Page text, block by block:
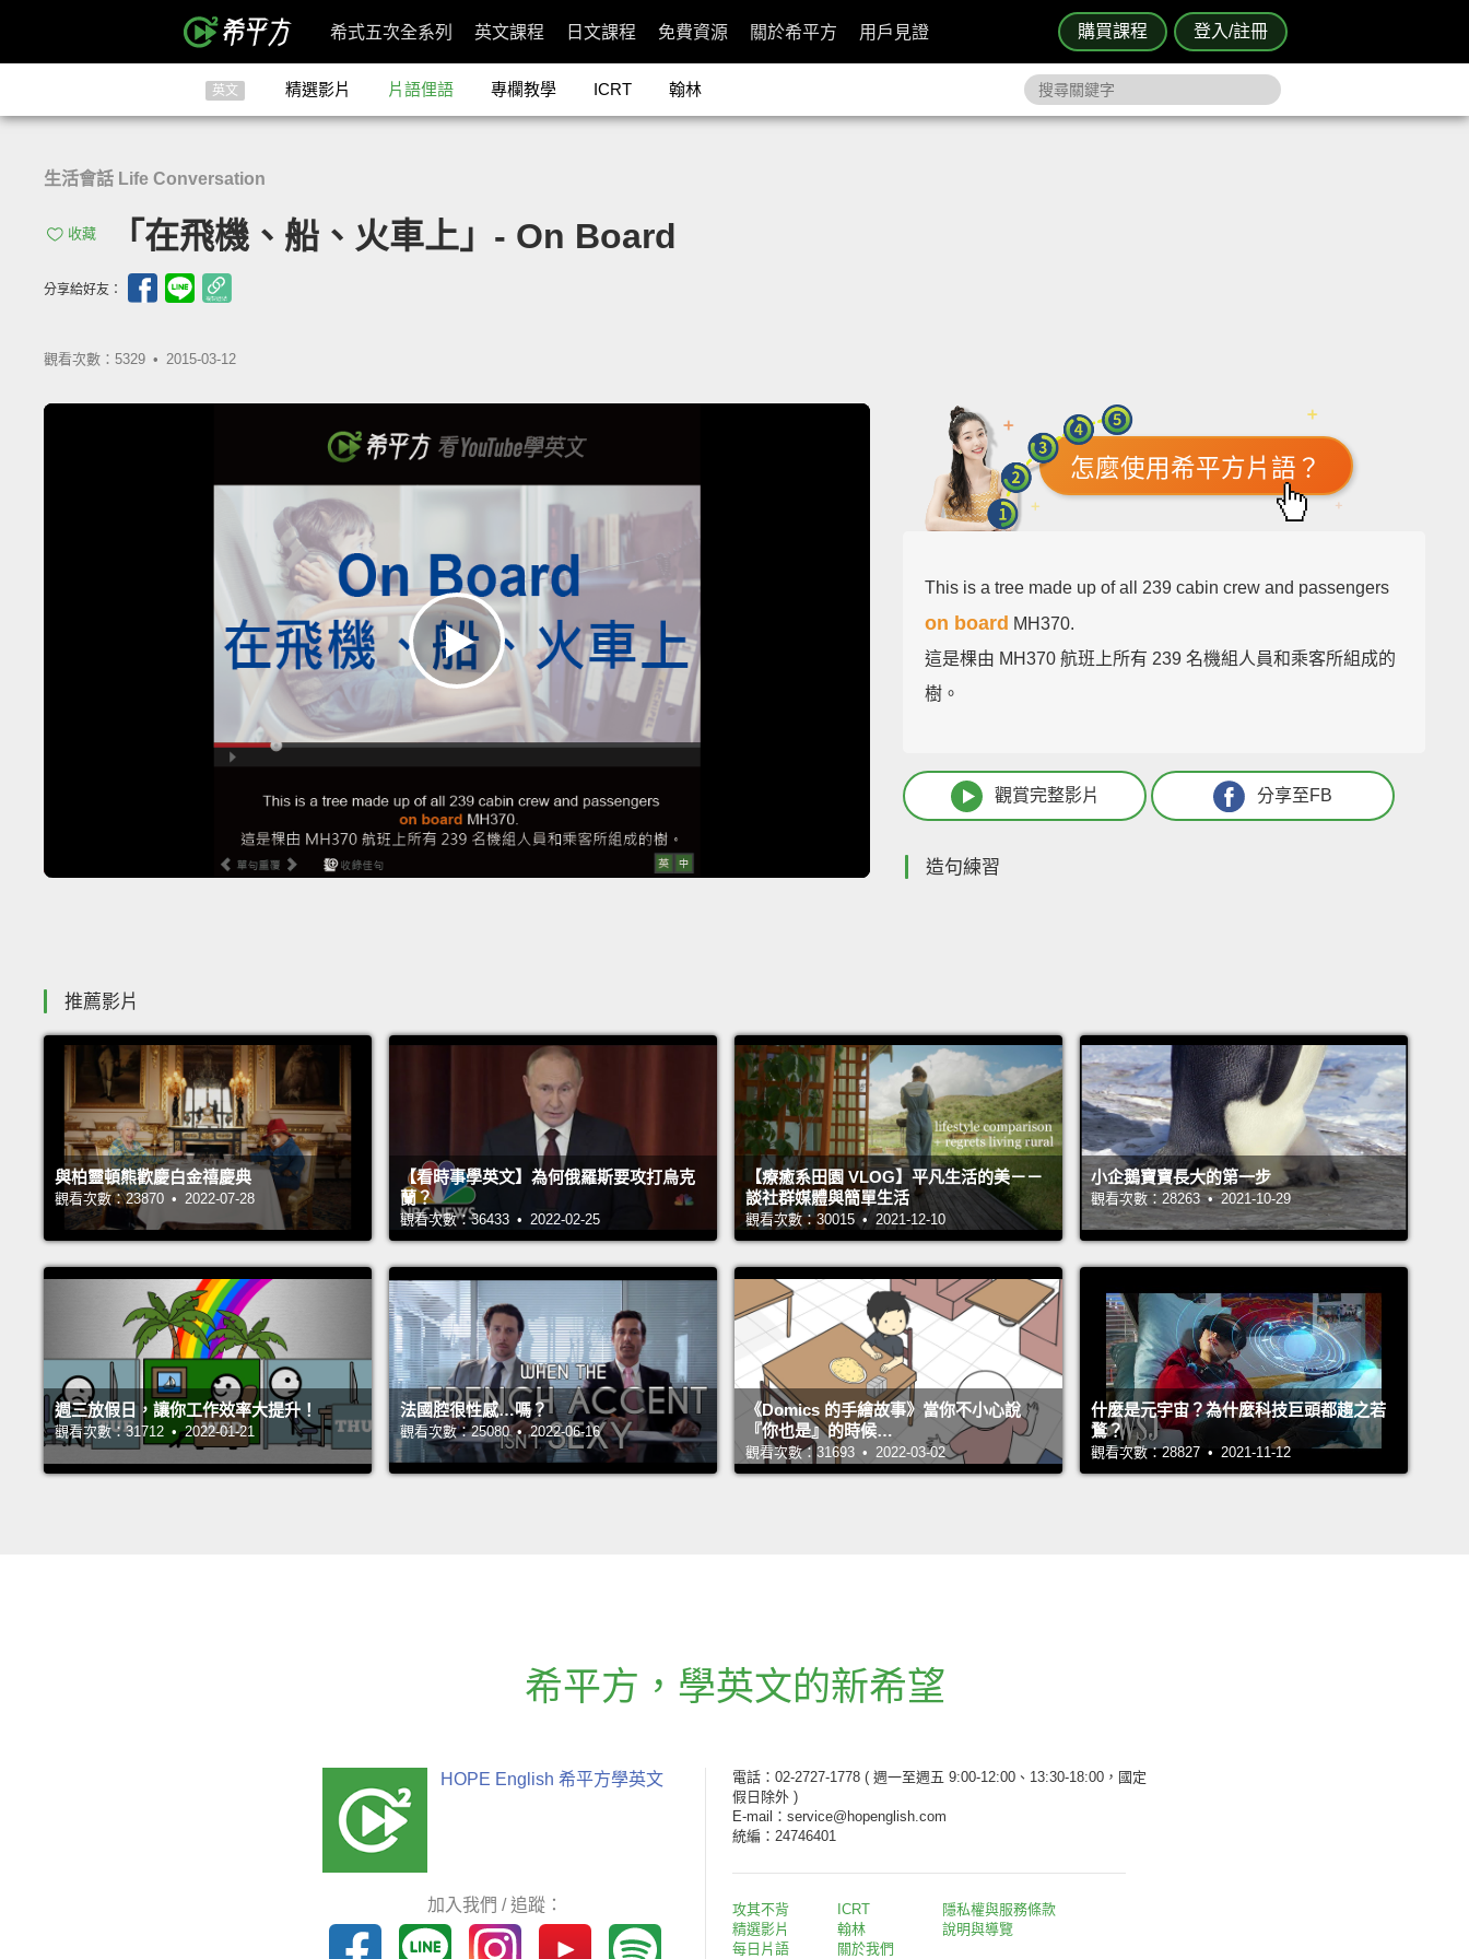
購買課程 登入/註冊
希式五次全系列 英文課程 日文課程 免費資源 關於希平方 用戶見證
英文 精選影片 片語俚語 專欄教學 ICRT 翰林
生活會話 Life Conversation
收藏 「在飛機、船、火車上」- On Board
分享給好友：
觀看次數：5329 • 2015-03-12
怎麼使用希平方片語？
This is a tree made up of all 239 cabin crew and passengers
on board MH370.
這是棵由 MH370 航班上所有 239 名機組人員和乘客所組成的
樹。
觀賞完整影片 分享至FB
造句練習
推薦影片
與柏靈頓熊歡慶白金禧慶典
觀看次數：23870 • 2022-07-28
【看時事學英文】為何俄羅斯要攻打烏克
蘭？
觀看次數：36433 • 2022-02-25
【療癒系田園 VLOG】平凡生活的美－－
談社群媒體與簡單生活
觀看次數：30015 • 2021-12-10
小企鵝寶寶長大的第一步
觀看次數：28263 • 2021-10-29
週三放假日，讓你工作效率大提升！
觀看次數：31712 • 2022-01-21
法國腔很性感…嗎？
觀看次數：25080 • 2022-06-16
《Domics 的手繪故事》當你不小心說
『你也是』的時候…
觀看次數：31693 • 2022-03-02
什麼是元宇宙？為什麼科技巨頭都趨之若
鶩？
觀看次數：28827 • 2021-11-12
希平方 ， 學英文的新希望
HOPE English 希平方學英文
加入我們 / 追蹤：
電話：02-2727-1778 ( 週一至週五 9:00-12:00、13:30-18:00，國定
假日除外 )
E-mail：service@hopenglish.com
統編：24746401
攻其不背
精選影片
每日片語
ICRT
翰林
關於我們
隱私權與服務條款
說明與導覽